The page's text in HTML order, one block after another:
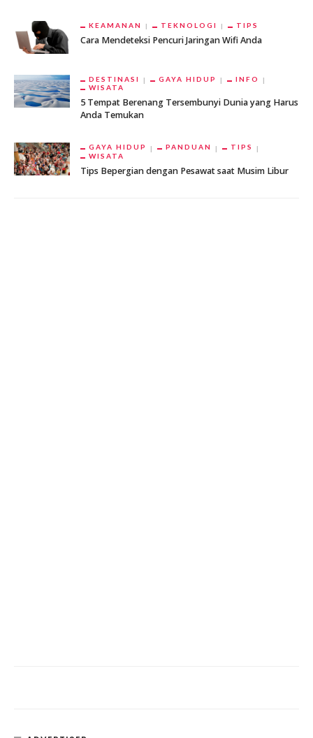
KEAMANAN TEKNOLOGI TIPS
Cara Mendeteksi Pencuri Jaringan Wifi Anda
DESTINASI GAYA HIDUP
INFO
WISATA
5 Tempat Berenang Tersembunyi Dunia yang Harus
Anda Temukan
GAYA HIDUP PANDUAN
TIPS
WISATA
Tips Bepergian dengan Pesawat saat Musim Libur